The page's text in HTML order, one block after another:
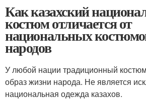
Как казахский
костюм отличается от
национальных
народов
У любой нации традиционный
образ жизни народа. Не является
национальная одежда казахов.